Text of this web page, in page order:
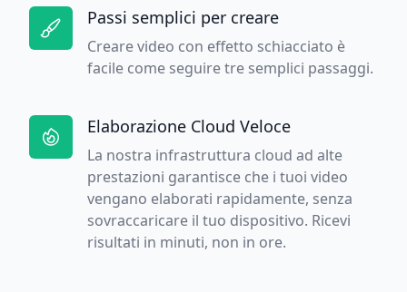
Passi semplici per creare
Creare video con effetto schiacciato è
facile come seguire tre semplici passaggi.
Elaborazione Cloud Veloce
La nostra infrastruttura cloud ad alte
prestazioni garantisce che i tuoi video
vengano elaborati rapidamente, senza
sovraccaricare il tuo dispositivo. Ricevi
risultati in minuti, non in ore.